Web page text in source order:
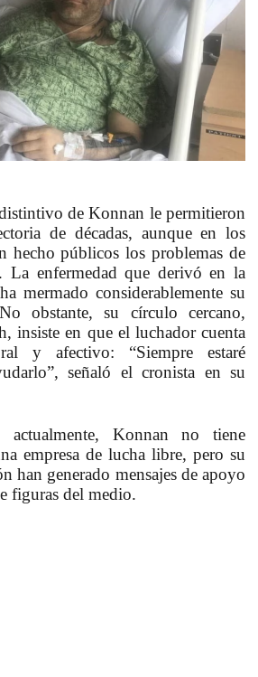
deKonnan le permitieron
de décadas, aunque en los
hecho públicos los problemas de
La enfermedad que derivó en la
mermado considerablemente su
obstante, su círculo cercano,
insiste en que el luchador cuenta
y afectivo: “Siempre estaré
señaló el cronista en su
Konnan no tiene
empresa de lucha libre, pero su
han generado mensajes de apoyo
figuras del medio.